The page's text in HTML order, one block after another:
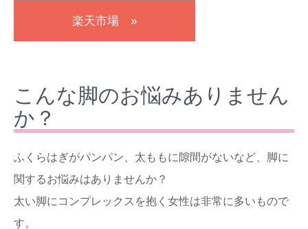
楽天市場 »
こんな脚のお悩みありません
か？
ふくらはぎがパンパン、太ももに隙間がないなど、脚に
関するお悩みはありませんか？
太い脚にコンプレックスを抱く女性は非常に多いもので
す。